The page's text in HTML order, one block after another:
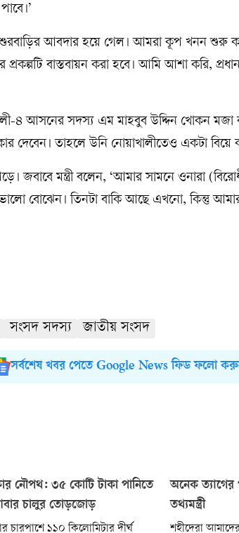
আবদার হয়ে গেল। আমরা কূপ খনন শুরু
বাস্তবায়ন করা হবে। আমি আশা করি,
৪ আসনের সদস্য এম মাহবুব উদ্দিন খোকন মজা
দেবেন। তাহলে উনি নোয়াখালীতেও একটা
জবাবে মন্ত্রী বলেন, ‘আমার সামনে ওনারা
বোঝেন। তিনটা বাকি আছে এখনো, কিন্তু
সংসদ সদস্য জাতীয় সংসদ
সর্বশেষ খবর পেতে Google News ফিড ফলো
নৌপথ: ৩৫ কোটি টাকা পানিতে
চালুর তোড়জোড়
চারপাশে ১১০ কিলোমিটার দীর্ঘ
অনেক ত্যাগের
তথ্যমন্ত্রী
শহীদেরা